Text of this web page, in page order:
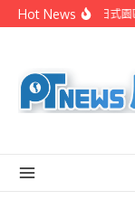
Skip to content
Hot News
美職人攝影展 8/8日式園